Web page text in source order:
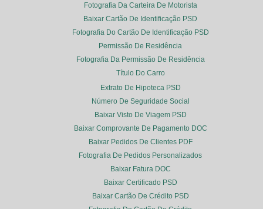
Fotografia Da Carteira De Motorista
Baixar Cartão De Identificação PSD
Fotografia Do Cartão De Identificação PSD
Permissão De Residência
Fotografia Da Permissão De Residência
Título Do Carro
Extrato De Hipoteca PSD
Número De Seguridade Social
Baixar Visto De Viagem PSD
Baixar Comprovante De Pagamento DOC
Baixar Pedidos De Clientes PDF
Fotografia De Pedidos Personalizados
Baixar Fatura DOC
Baixar Certificado PSD
Baixar Cartão De Crédito PSD